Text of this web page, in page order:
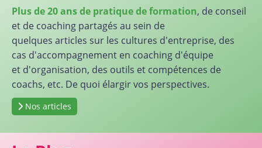
Plus de 20 ans de pratique de formation, de conseil
et de coaching partagés au sein de
quelques articles sur les cultures d'entreprise, des
cas d'accompagnement en coaching d'équipe
et d'organisation, des outils et compétences de
coachs, etc. De quoi élargir vos perspectives.
Nos articles